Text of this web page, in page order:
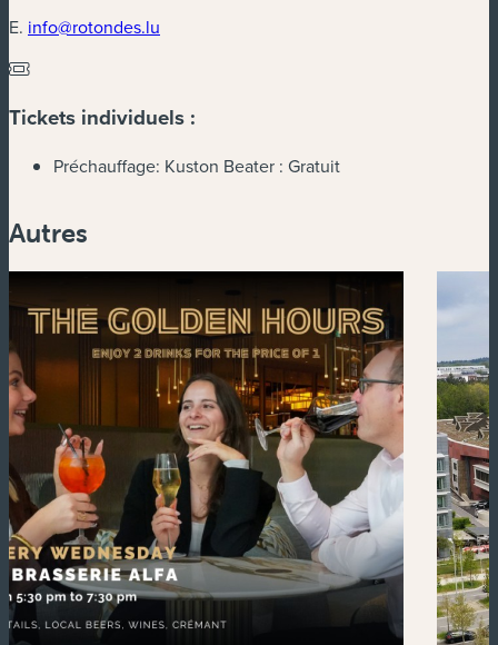
E. info@rotondes.lu
Tickets individuels :
Préchauffage: Kuston Beater : Gratuit
Autres